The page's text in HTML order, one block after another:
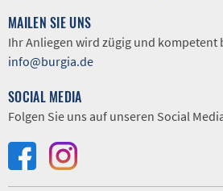
MAILEN SIE UNS
Ihr Anliegen wird zügig und kompetent
info@burgia.de
SOCIAL MEDIA
Folgen Sie uns auf unseren Social